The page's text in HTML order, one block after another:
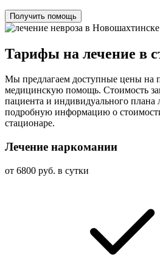
Получить помощь
Тарифы на лечение в
Мы предлагаем доступные цены на
медицинскую помощь. Стоимость
пациента и индивидуального плана
подробную информацию о
стационаре.
Лечение наркомании
от 6800 руб. в сутки